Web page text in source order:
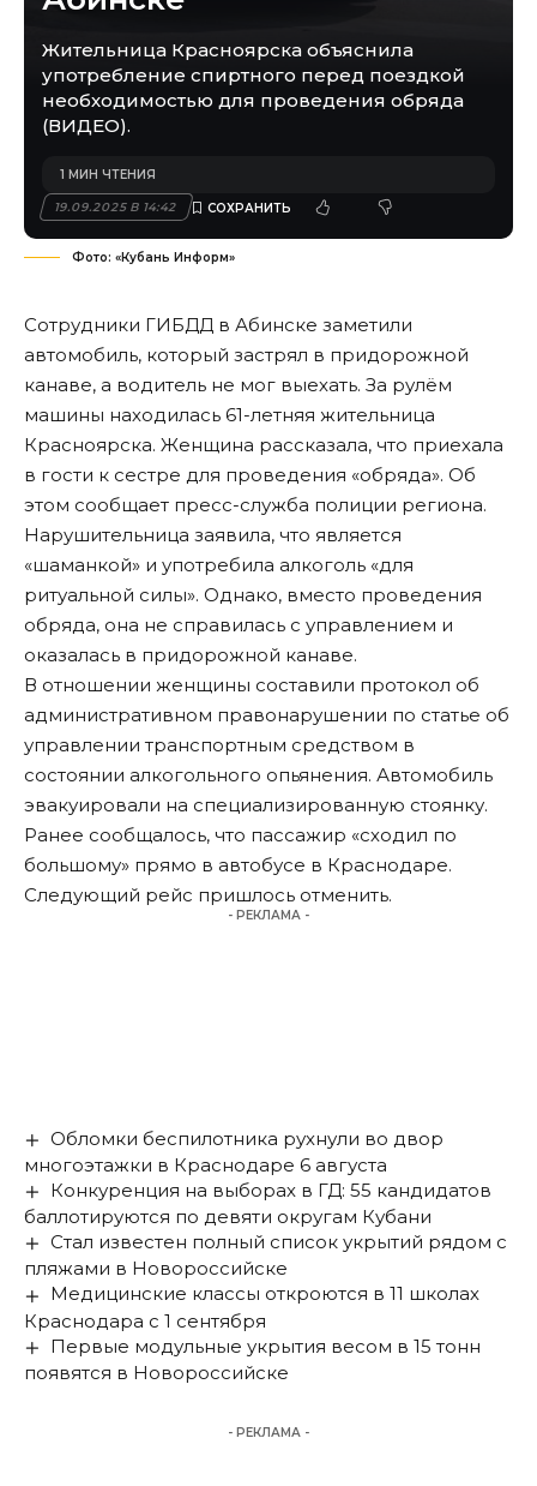
Жительница Красноярска объяснила
употребление спиртного перед поездкой
необходимостью для проведения обряда
(ВИДЕО).
19.09.2025 В 14:42
1 МИН ЧТЕНИЯ
Фото: «Кубань Информ»
Сотрудники ГИБДД в Абинске заметили
автомобиль, который застрял в придорожной
канаве, а водитель не мог выехать. За рулём
машины находилась 61-летняя жительница
Красноярска. Женщина рассказала, что приехала
в гости к сестре для проведения «обряда». Об
этом сообщает пресс-служба полиции региона.
Нарушительница заявила, что является
«шаманкой» и употребила алкоголь «для
ритуальной силы». Однако, вместо проведения
обряда, она не справилась с управлением и
оказалась в придорожной канаве.
В отношении женщины составили протокол об
административном правонарушении по статье об
управлении транспортным средством в
состоянии алкогольного опьянения. Автомобиль
эвакуировали на специализированную стоянку.
Ранее сообщалось, что пассажир «сходил по
большому» прямо в автобусе в Краснодаре.
Следующий рейс пришлось отменить.
- РЕКЛАМА -
Обломки беспилотника рухнули во двор
многоэтажки в Краснодаре 6 августа
Конкуренция на выборах в ГД: 55 кандидатов
баллотируются по девяти округам Кубани
Стал известен полный список укрытий рядом с
пляжами в Новороссийске
Медицинские классы откроются в 11 школах
Краснодара с 1 сентября
Первые модульные укрытия весом в 15 тонн
появятся в Новороссийске
- РЕКЛАМА -